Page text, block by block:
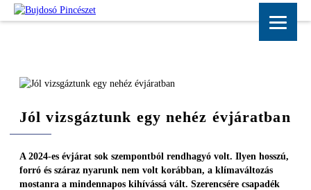
Jól vizsgáztunk egy nehéz évjáratban
A 2024-es évjárat sok szempontból rendhagyó volt. Ilyen hosszú,
forró és száraz nyarunk nem volt korábban, a klímaváltozás
mostanra a mindennapos kihívássá vált. Szerencsére csapadék